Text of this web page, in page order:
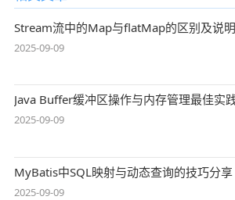
Stream流中的Map与flatMap的区别及说明
2025-09-09
Java Buffer缓冲区操作与内存管理最佳实
2025-09-09
MyBatis中SQL映射与动态查询的技巧分享
2025-09-09